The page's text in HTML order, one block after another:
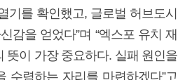
기를 확인했고, 글로벌 허브도시
감을 얻었다”며 “엑스포 유치 재
뜻이 가장 중요하다. 실패 원인을
수렴하는 자리를 마련하겠다”고